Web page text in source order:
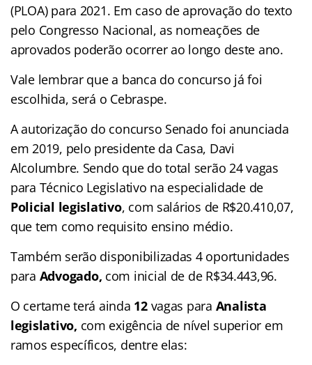
(PLOA) para 2021. Em caso de aprovação do texto
pelo Congresso Nacional, as nomeações de
aprovados poderão ocorrer ao longo deste ano.
Vale lembrar que a banca do concurso já foi
escolhida, será o Cebraspe.
A autorização do concurso Senado foi anunciada
em 2019, pelo presidente da Casa, Davi
Alcolumbre. Sendo que do total serão 24 vagas
para Técnico Legislativo na especialidade de
Policial legislativo, com salários de R$20.410,07,
que tem como requisito ensino médio.
Também serão disponibilizadas 4 oportunidades
para Advogado, com inicial de de R$34.443,96.
O certame terá ainda 12vagas para Analista
legislativo, com exigência de nível superior em
ramos específicos, dentre elas: